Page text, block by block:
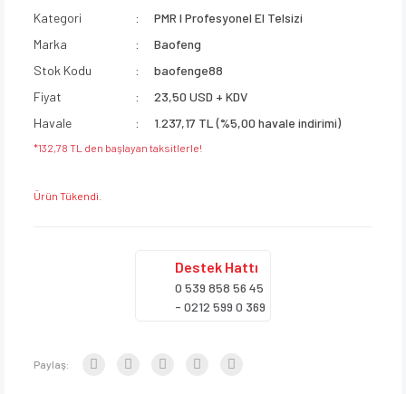
Kategori
PMR I Profesyonel El Telsizi
Marka
Baofeng
Stok Kodu
baofenge88
Fiyat
23,50 USD + KDV
Havale
1.237,17 TL (%5,00 havale indirimi)
*132,78 TL den başlayan taksitlerle!
Ürün Tükendi.
Destek Hattı
0 539 858 56 45
- 0212 599 0 369
Paylaş: